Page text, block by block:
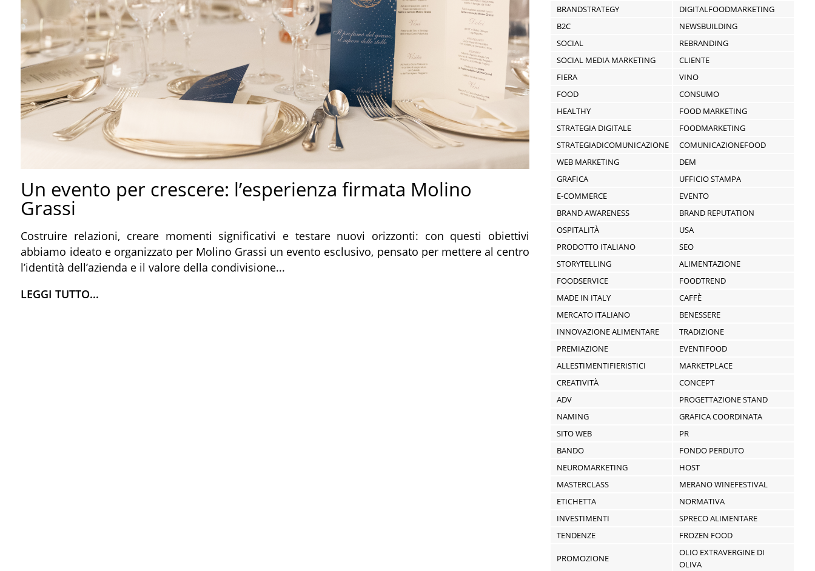
Un evento per crescere: l’esperienza firmata Molino
Grassi
Costruire relazioni, creare momenti significativi e testare nuovi orizzonti: con questi obiettivi
abbiamo ideato e organizzato per Molino Grassi un evento esclusivo, pensato per mettere al centro
l’identità dell’azienda e il valore della condivisione...
LEGGI TUTTO...
BRANDSTRATEGY
DIGITALFOODMARKETING
B2C
NEWSBUILDING
SOCIAL
REBRANDING
SOCIAL MEDIA MARKETING
CLIENTE
FIERA
VINO
FOOD
CONSUMO
HEALTHY
FOOD MARKETING
STRATEGIA DIGITALE
FOODMARKETING
STRATEGIADICOMUNICAZIONE
COMUNICAZIONEFOOD
WEB MARKETING
DEM
GRAFICA
UFFICIO STAMPA
E-COMMERCE
EVENTO
BRAND AWARENESS
BRAND REPUTATION
OSPITALITÀ
USA
PRODOTTO ITALIANO
SEO
STORYTELLING
ALIMENTAZIONE
FOODSERVICE
FOODTREND
MADE IN ITALY
CAFFÈ
MERCATO ITALIANO
BENESSERE
INNOVAZIONE ALIMENTARE
TRADIZIONE
PREMIAZIONE
EVENTIFOOD
ALLESTIMENTIFIERISTICI
MARKETPLACE
CREATIVITÀ
CONCEPT
ADV
PROGETTAZIONE STAND
NAMING
GRAFICA COORDINATA
SITO WEB
PR
BANDO
FONDO PERDUTO
NEUROMARKETING
HOST
MASTERCLASS
MERANO WINEFESTIVAL
ETICHETTA
NORMATIVA
INVESTIMENTI
SPRECO ALIMENTARE
TENDENZE
FROZEN FOOD
PROMOZIONE
OLIO EXTRAVERGINE DI
OLIVA